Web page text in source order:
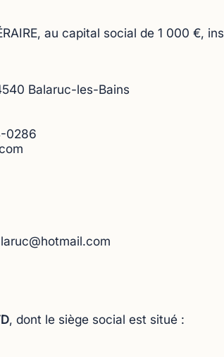
au capital social de 1 000 €,
Balaruc-les-Bains
0286
, dont le siège social est situé :